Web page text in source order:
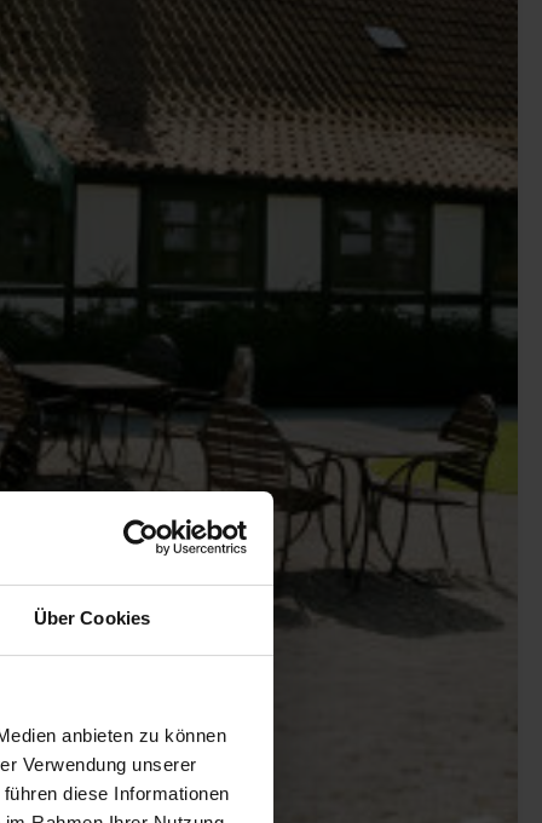
Über Cookies
anbieten zu können
Verwendung unserer
diese Informationen